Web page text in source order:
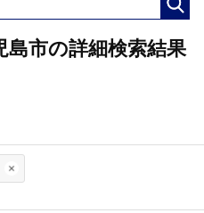
島市の詳細検索結果